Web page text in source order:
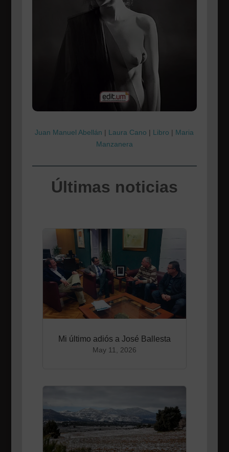
Juan Manuel Abellán | Laura Cano | Libro | Maria
Manzanera
Últimas noticias
Mi último adiós a José Ballesta
May 11, 2026